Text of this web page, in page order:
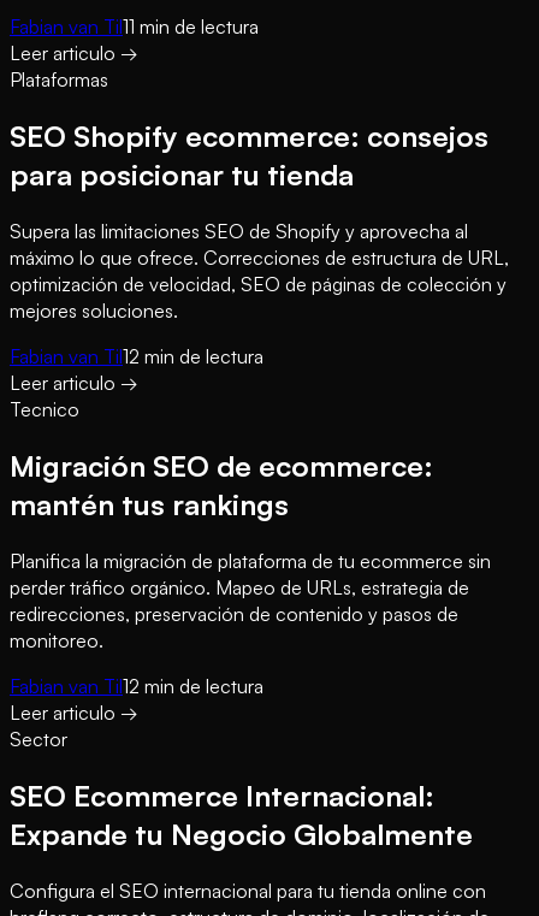
Fabian van Til11 min de lectura
Leer articulo →
Plataformas
SEO Shopify ecommerce: consejos
para posicionar tu tienda
Supera las limitaciones SEO de Shopify y aprovecha al
máximo lo que ofrece. Correcciones de estructura de URL,
optimización de velocidad, SEO de páginas de colección y
mejores soluciones.
Fabian van Til12 min de lectura
Leer articulo →
Tecnico
Migración SEO de ecommerce:
mantén tus rankings
Planifica la migración de plataforma de tu ecommerce sin
perder tráfico orgánico. Mapeo de URLs, estrategia de
redirecciones, preservación de contenido y pasos de
monitoreo.
Fabian van Til12 min de lectura
Leer articulo →
Sector
SEO Ecommerce Internacional:
Expande tu Negocio Globalmente
Configura el SEO internacional para tu tienda online con